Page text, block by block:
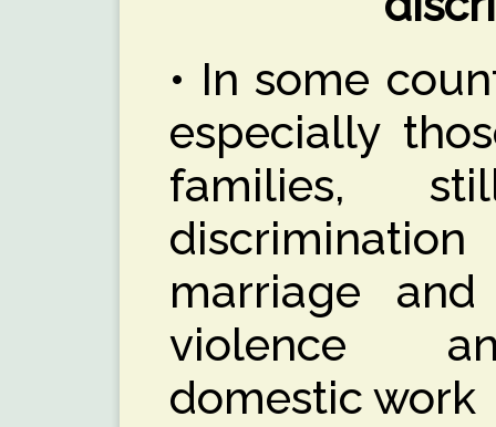
• In some
especially
families,
marriage
violence
domestic work